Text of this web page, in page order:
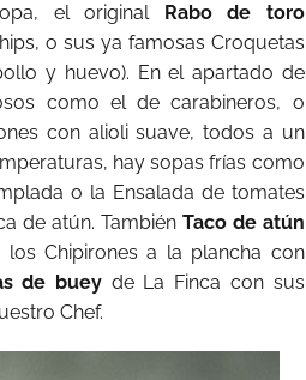
el original Rabo de toro
o sus ya famosas Croquetas
y huevo). En el apartado de
como el de carabineros, o
con alioli suave, todos a un
hay sopas frías como
o la Ensalada de tomates
de atún. También Taco de atún
Chipirones a la plancha con
de buey de La Finca con sus
Chef.